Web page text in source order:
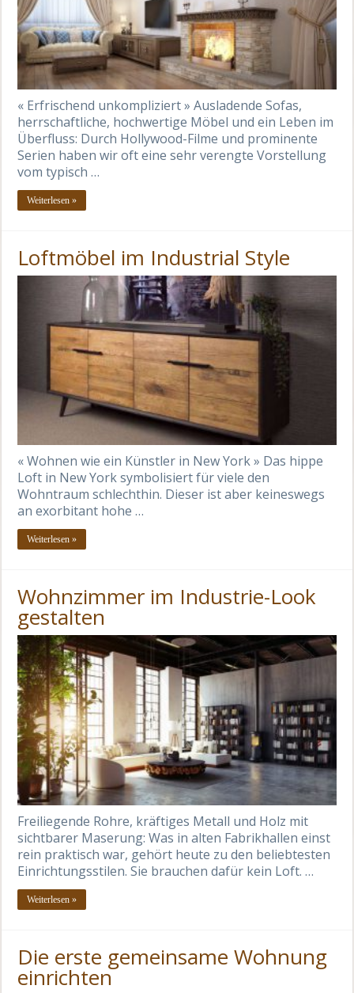
« Erfrischend unkompliziert » Ausladende Sofas,
herrschaftliche, hochwertige Möbel und ein Leben im
Überfluss: Durch Hollywood-Filme und prominente
Serien haben wir oft eine sehr verengte Vorstellung
vom typisch …
Weiterlesen »
Loftmöbel im Industrial Style
« Wohnen wie ein Künstler in New York » Das hippe
Loft in New York symbolisiert für viele den
Wohntraum schlechthin. Dieser ist aber keineswegs
an exorbitant hohe …
Weiterlesen »
Wohnzimmer im Industrie-Look
gestalten
Freiliegende Rohre, kräftiges Metall und Holz mit
sichtbarer Maserung: Was in alten Fabrikhallen einst
rein praktisch war, gehört heute zu den beliebtesten
Einrichtungsstilen. Sie brauchen dafür kein Loft. …
Weiterlesen »
Die erste gemeinsame Wohnung
einrichten